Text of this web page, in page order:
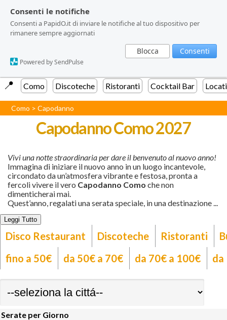
Consenti le notifiche
Consenti a PapidO.it di inviare le notifiche al tuo dispositivo per
rimanere sempre aggiornati
Blocca Consenti
Powered by SendPulse
Consenti le notifiche
Consenti a PapidO.it di inviare le notifiche al tuo dispositivo per
rimanere sempre aggiornati
Blocca Consenti
Powered by SendPulse
📍️ Como Discoteche Ristoranti Cocktail Bar
Como >Capodanno
Capodanno Como 2027
Vivi una notte straordinaria per dare il benvenuto al nuovo anno!
Immagina di iniziare il nuovo anno in un luogo incantevole,
circondato da un’atmosfera vibrante e festosa, pronta a
fercoli vivere il vero Capodanno Como che non
dimenticherai mai.
Quest’anno, regalati una serata speciale, in una destinazione
Leggi Tutto
Disco Restaurant Discoteche Ristoranti
fino a 50€
da 50€ a 70€ da 70€ a 100€ da
Serate per Giorno